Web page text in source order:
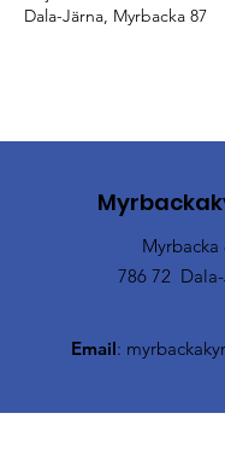
Dala-Järna, Myrbacka 87
Myrbacka
786 72
Email: